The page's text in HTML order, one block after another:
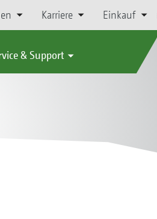
Karriere Einkauf
& Support